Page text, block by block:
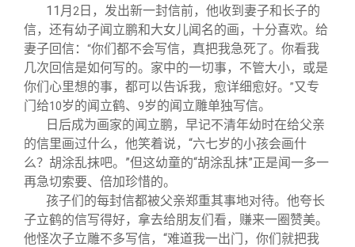
11 月 2 日，发出新一封信前，他收到妻子和长子的
信，还有幼子闻立鹏和大女儿闻名的画，十分喜欢。给
妻子回信： “你们都不会写信，真把我急死了。你看我
几次回信是如何写的。家中的一切事，不管大小，或是
你们心里想的事，都可以告诉我，愈详细愈好。 ”又专
门给10岁的闻立鹤、 9岁的闻立雕单独写信。
日后成为画家的闻立鹏，早记不清年幼时在给父亲
的信里画过什么，他笑着说，“六七岁的小孩会画什
么？胡涂乱抹吧。”但这幼童的“胡涂乱抹”正是闻一多一
再急切索要、倍加珍惜的。
孩子们的每封信都被父亲郑重其事地对待。他夸长
子立鹤的信写得好，拿去给朋友们看，赚来一圈赞美。
他怪次子立雕不多写信，“难道我一出门，你们就把我